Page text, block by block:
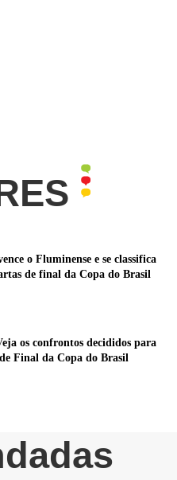
o Fluminense e se classifica
de final da Copa do Brasil
os confrontos decididos para
Final da Copa do Brasil